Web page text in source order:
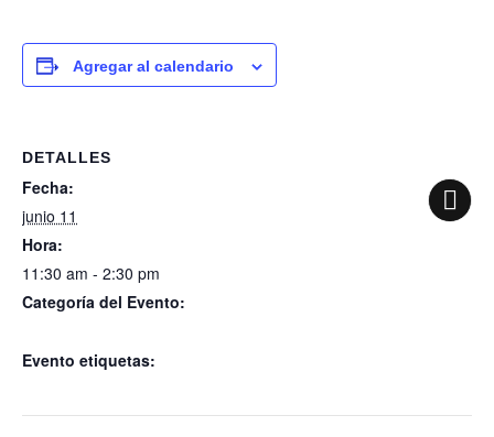
Agregar al calendario
DETALLES
Fecha:
junio 11
Hora:
11:30 am - 2:30 pm
Categoría del Evento:
Evento etiquetas: